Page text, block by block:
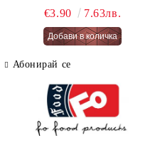
ОГНЕНА ТОРТА -
PASTEL FAIRY CAKES
66 гр.
€3.90 7.63лв.
Абонирай се